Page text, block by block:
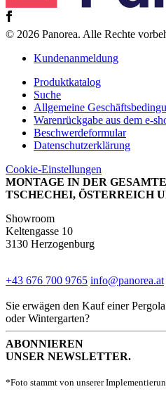
© 2026 Panorea. Alle Rechte
Kundenanmeldung
Produktkatalog
Suche
Allgemeine
Warenrückgabe aus dem e-
Beschwerdeformular
Datenschutzerklärung
Cookie-Einstellungen
MONTAGE IN DER
TSCHECHEI, ÖSTERREICH
Showroom
Keltengasse 10
3130 Herzogenburg
+43 676 700 9765 info@panorea.at
Sie erwägen den Kauf einer Pergola
oder Wintergarten?
ABONNIEREN
UNSER NEWSLETTER.
*Foto stammt von unserer